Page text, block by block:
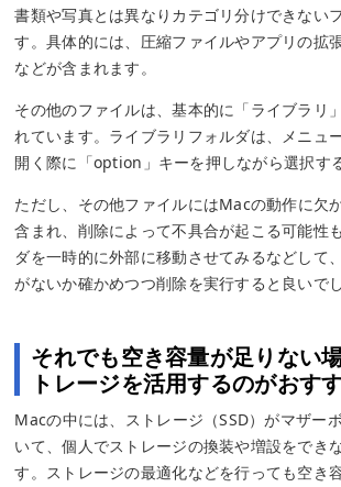
書類や写真とは異なりカテゴリ分けできない
す。具体的には、圧縮ファイルやアプリの拡
などが含まれます。
その他のファイルは、基本的に「ライブラリ
れています。ライブラリフォルダは、メニュ
開く際に「option」キーを押しながら選択す
ただし、その他ファイルにはMacの動作に欠
含まれ、削除によって不具合が起こる可能性
ダを一時的に外部に移動させてみるなどして
がないか確かめつつ削除を実行すると良いでし
それでも空き容量が足りない
トレージを活用するのがおす
Macの中には、ストレージ（SSD）がマザー
いて、個人でストレージの換装や増設をでき
す。ストレージの最適化などを行っても空き